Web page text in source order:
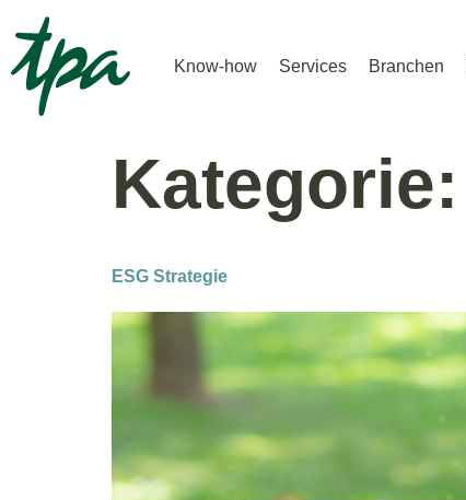
Know-how Services Branchen
Kategorie:
ESG Strategie